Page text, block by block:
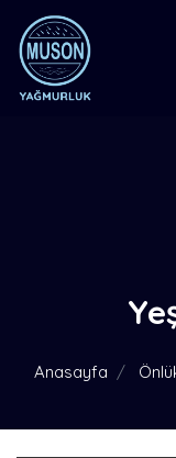
Anasayfa